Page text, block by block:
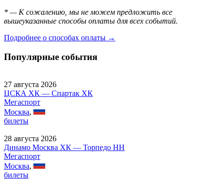
* — К сожалению, мы не можем предложить все
вышеуказанные способы оплаты для всех событий.
Подробнее о способах оплаты →
Популярные события
27 августа 2026
ЦСКА ХК — Спартак ХК
Мегаспорт
Москва,
билеты
28 августа 2026
Динамо Москва ХК — Торпедо НН
Мегаспорт
Москва,
билеты